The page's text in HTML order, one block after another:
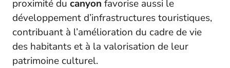
proximité du canyon favorise aussi le
développement d’infrastructures touristiques,
contribuant à l’amélioration du cadre de vie
des habitants et à la valorisation de leur
patrimoine culturel.